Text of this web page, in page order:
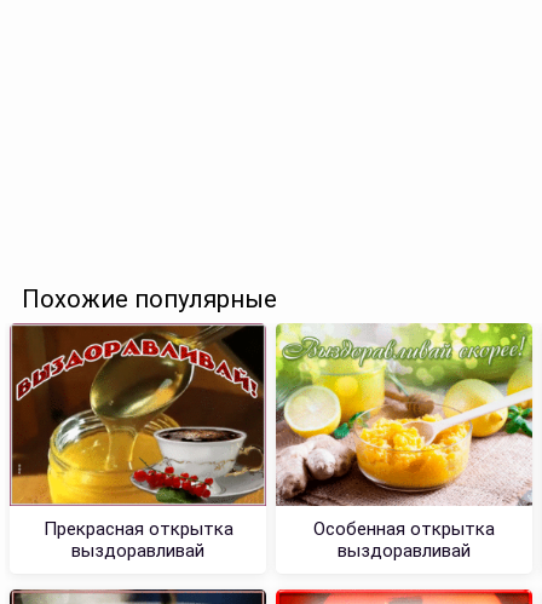
Похожие популярные
Прекрасная открытка
выздоравливай
Особенная открытка
выздоравливай